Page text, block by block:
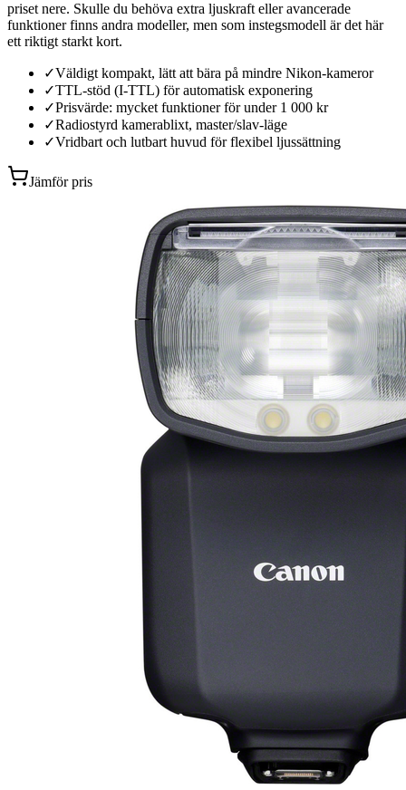
priset nere. Skulle du behöva extra ljuskraft eller avancerade
funktioner finns andra modeller, men som instegsmodell är det här
ett riktigt starkt kort.
✓Väldigt kompakt, lätt att bära på mindre Nikon-kameror
✓TTL-stöd (I-TTL) för automatisk exponering
✓Prisvärde: mycket funktioner för under 1 000 kr
✓Radiostyrd kamerablixt, master/slav-läge
✓Vridbart och lutbart huvud för flexibel ljussättning
Jämför pris